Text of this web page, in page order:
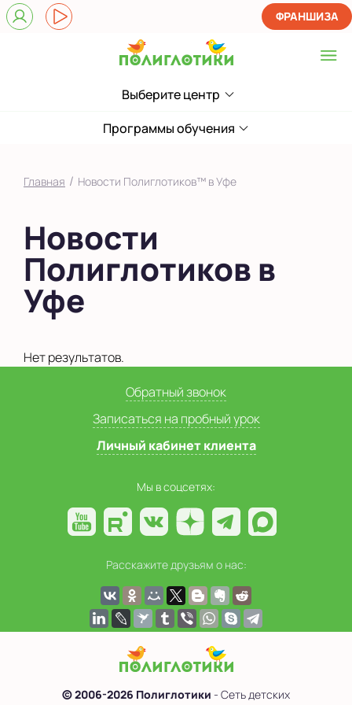
Выберите центр
Выберите центр
на Бакалинской
ФРАНШИЗА
Программы обучения
Главная / Новости Полиглотиков™ в Уфе
Новости
Полиглотиков в
Уфе
Нет результатов.
Обратный звонок
Записаться на пробный урок
Личный кабинет клиента
Мы в соцсетях:
Расскажите друзьям о нас:
© 2006-2026 Полиглотики - Сеть детских